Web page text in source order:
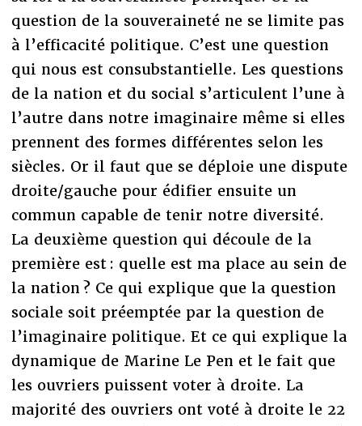
question de la souveraineté ne se limite pas
à l’efficacité politique. C’est une question
qui nous est consubstantielle. Les questions
de la nation et du social s’articulent l’une à
l’autre dans notre imaginaire même si elles
prennent des formes différentes selon les
siècles. Or il faut que se déploie une dispute
droite/gauche pour édifier ensuite un
commun capable de tenir notre diversité.
La deuxième question qui découle de la
première est : quelle est ma place au sein de
la nation ? Ce qui explique que la question
sociale soit préemptée par la question de
l’imaginaire politique. Et ce qui explique la
dynamique de Marine Le Pen et le fait que
les ouvriers puissent voter à droite. La
majorité des ouvriers ont voté à droite le 22